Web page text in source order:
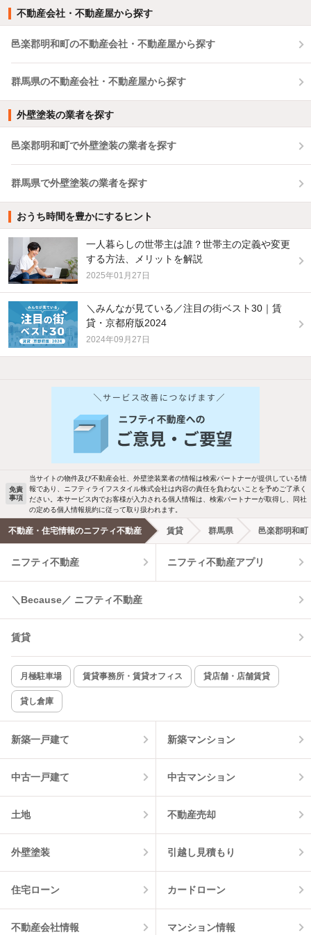
不動産会社・不動産屋から探す
邑楽郡明和町の不動産会社・不動産屋から探す
群馬県の不動産会社・不動産屋から探す
外壁塗装の業者を探す
邑楽郡明和町で外壁塗装の業者を探す
群馬県で外壁塗装の業者を探す
おうち時間を豊かにするヒント
一人暮らしの世帯主は誰？世帯主の定義や変更
する方法、メリットを解説
2025年01月27日
＼みんなが見ている／注目の街ベスト30｜賃
貸・京都府版2024
2024年09月27日
他の人はこんな条件で絞り込んでいます！
バス・トイレ別 2階以上
駐車場あり ペット相談
洗濯機置場あり 独立洗面台
エアコンあり 都市ガス
温水洗浄便座 オートロック
コンロ2口以上
新着のみ インターネット無料
該当件数:
12
免責
事項
当サイトの物件及び不動産会社、外壁塗装業者の情報は検索パートナーが提供している情
報であり、ニフティライフスタイル株式会社は内容の責任を負わないことを予めご了承く
ださい。本サービス内でお客様が入力される個人情報は、検索パートナーが取得し、同社
の定める個人情報規約に従って取り扱われます。
不動産・住宅情報のニフティ不動産 賃貸 群馬県 邑楽郡明和町
ニフティ不動産 ニフティ不動産アプリ
＼Because／ ニフティ不動産
賃貸
月極駐車場 賃貸事務所・賃貸オフィス 貸店舗・店舗賃貸
貸し倉庫
新築一戸建て 新築マンション
中古一戸建て 中古マンション
土地 不動産売却
外壁塗装 引越し見積もり
住宅ローン カードローン
不動産会社情報 マンション情報